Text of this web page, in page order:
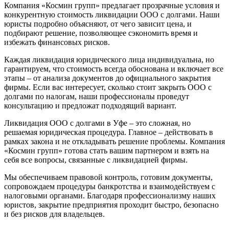
Компания «Космин групп» предлагает прозрачные условия и
конкурентную стоимость ликвидации ООО с долгами. Наши
юристы подробно объясняют, от чего зависит цена, и
подбирают решение, позволяющее сэкономить время и
избежать финансовых рисков.
Каждая ликвидация юридического лица индивидуальна, но
гарантируем, что стоимость всегда обоснована и включает все
этапы – от анализа документов до официального закрытия
фирмы. Если вас интересует, сколько стоит закрыть ООО с
долгами по налогам, наши профессионалы проведут
консультацию и предложат подходящий вариант.
Ликвидация ООО с долгами в Уфе – это сложная, но
решаемая юридическая процедура. Главное – действовать в
рамках закона и не откладывать решение проблемы. Компания
«Космин групп» готова стать вашим партнером и взять на
себя все вопросы, связанные с ликвидацией фирмы.
Мы обеспечиваем правовой контроль, готовим документы,
сопровождаем процедуры банкротства и взаимодействуем с
налоговыми органами. Благодаря профессионализму наших
юристов, закрытие предприятия проходит быстро, безопасно
и без рисков для владельцев.